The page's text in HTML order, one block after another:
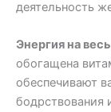
деятельность
Энергия на
обогащена
обеспечивают
бодрствования